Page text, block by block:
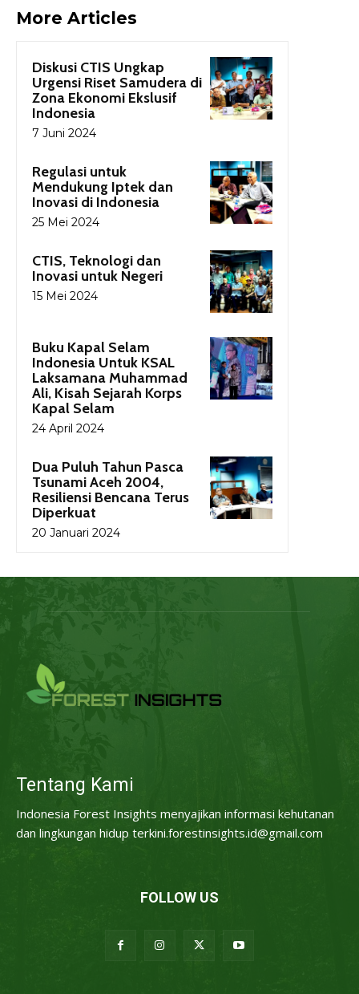
More Articles
Diskusi CTIS Ungkap
Urgensi Riset Samudera di
Zona Ekonomi Ekslusif
Indonesia
7 Juni 2024
Regulasi untuk
Mendukung Iptek dan
Inovasi di Indonesia
25 Mei 2024
CTIS, Teknologi dan
Inovasi untuk Negeri
15 Mei 2024
Buku Kapal Selam
Indonesia Untuk KSAL
Laksamana Muhammad
Ali, Kisah Sejarah Korps
Kapal Selam
24 April 2024
Dua Puluh Tahun Pasca
Tsunami Aceh 2004,
Resiliensi Bencana Terus
Diperkuat
20 Januari 2024
Tentang Kami
Indonesia Forest Insights menyajikan informasi kehutanan
dan lingkungan hidup terkini.forestinsights.id@gmail.com
FOLLOW US